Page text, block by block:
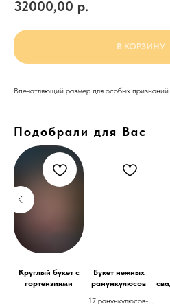
32000,00 р.
В КОРЗИНУ
Впечатляющий размер для особых признаний
Подобрали для Вас
Круглый букет с
гортензиями
Букет нежных
ранункулюсов
17 ранункулюсов-